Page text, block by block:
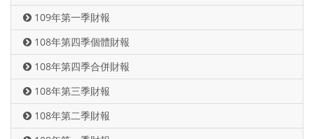
109年第一季財報
108年第四季個體財報
108年第四季合併財報
108年第三季財報
108年第二季財報